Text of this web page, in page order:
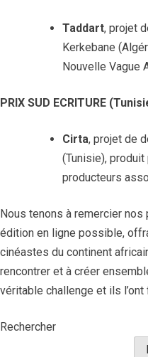
Taddart, projet
Kerkebane
Nouvelle Vague
PRIX SUD ECRITURE
Cirta, projet de
(Tunisie),
producteurs
Nous tenons à remercier
édition en ligne possible,
cinéastes du continent
rencontrer et à créer
véritable challenge et ils l’ont
Rechercher